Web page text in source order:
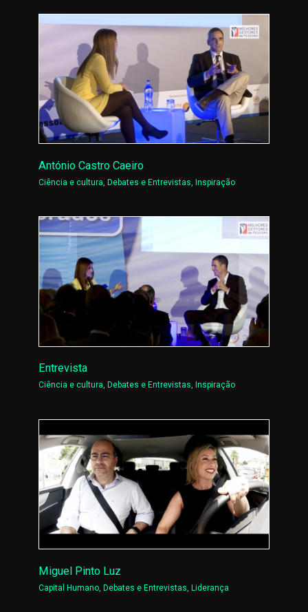
António Castro Caeiro
Ciência e cultura ,Debates e Entrevistas ,Inspiração
Entrevista
Ciência e cultura, Debates e Entrevistas, Inspiração
Miguel Pinto Luz
Capital Humano ,Debates e Entrevistas ,Liderança